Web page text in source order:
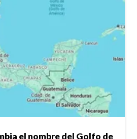
el nombre del Golfo de